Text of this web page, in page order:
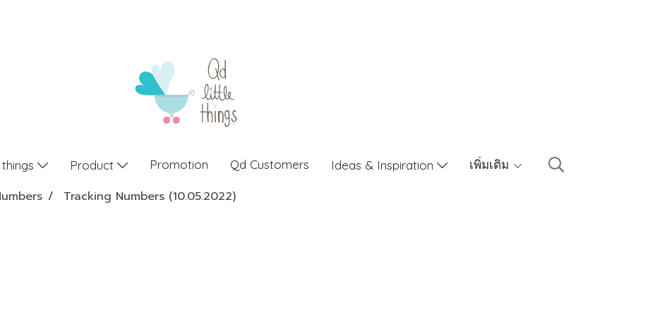
Product Promotion Qd Customers Ideas & Inspiration เพิ่มเติม
Tracking Numbers (10.05.2022)